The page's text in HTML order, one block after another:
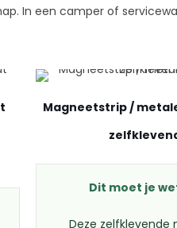
In een camper of
Magneetstrip /
Dit moet je
Deze zelfklevende